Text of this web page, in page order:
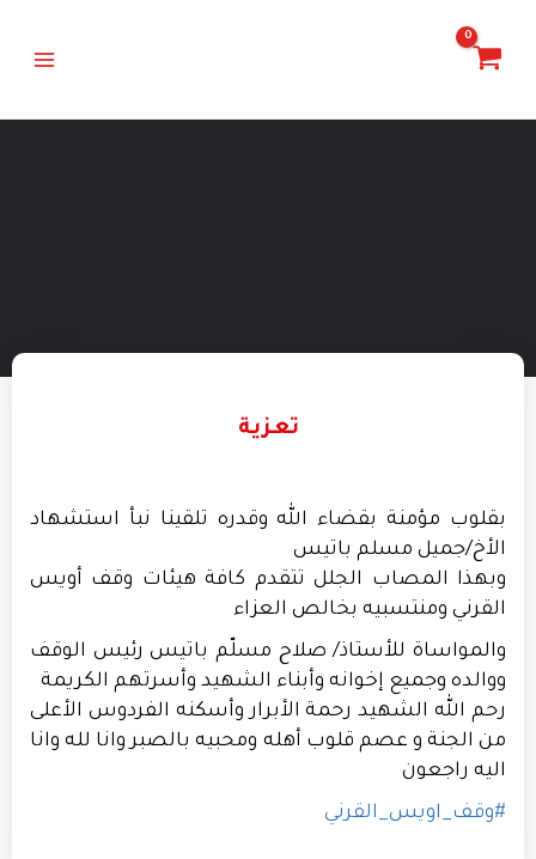
المحتوى
تعزية
بقلوب مؤمنة بقضاء الله وقدره تلقينا نبأ استشهاد
الأخ/جميل مسلم باتيس
وبهذا المصاب الجلل تتقدم كافة هيئات وقف أويس
القرني ومنتسبيه بخالص العزاء
والمواساة للأستاذ/ صلاح مسلّم باتيس رئيس الوقف
ووالده وجميع إخوانه وأبناء الشهيد وأسرتهم الكريمة
رحم الله الشهيد رحمة الأبرار وأسكنه الفردوس الأعلى
من الجنة و عصم قلوب أهله ومحبيه بالصبر وانا لله وانا
اليه راجعون
#وقف_اويس_القرني